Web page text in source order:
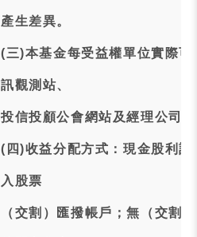
產生差異。
(三)本基金每受益權單位實際
訊觀測站、
投信投顧公會網站及經理公司
(四)收益分配方式：現金股利
入股票
（交割）匯撥帳戶；無（交割